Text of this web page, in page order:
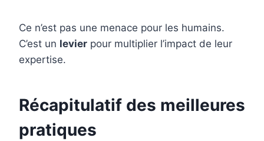
Ce n’est pas une menace pour les humains.
C’est un levier pour multiplier l’impact de leur
expertise.
Récapitulatif des meilleures
pratiques